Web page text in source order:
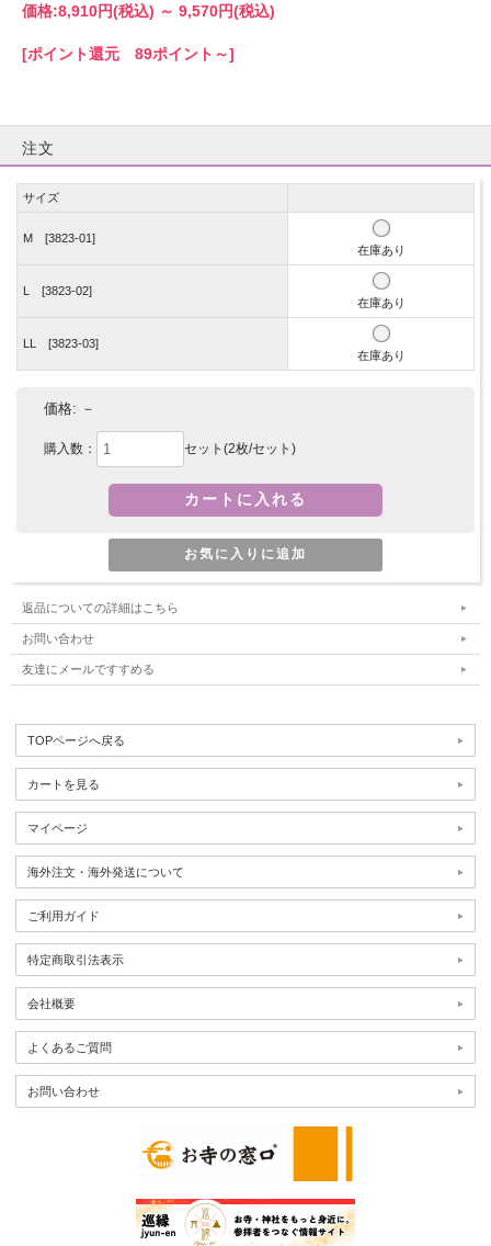
価格:8,910円(税込) ～ 9,570円(税込)
[ポイント還元 89ポイント～]
注文
サイズ
M [3823-01]
在庫あり
L [3823-02]
在庫あり
LL [3823-03]
在庫あり
価格: －
購入数： セット(2枚/セット)
返品についての詳細はこちら
お問い合わせ
友達にメールですすめる
TOPページへ戻る
カートを見る
マイページ
海外注文・海外発送について
ご利用ガイド
特定商取引法表示
会社概要
よくあるご質問
お問い合わせ